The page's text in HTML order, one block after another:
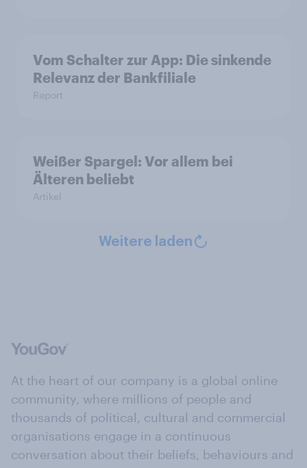
Vom Schalter zur App: Die sinkende
Relevanz der Bankfiliale
Report
Weißer Spargel: Vor allem bei
Älteren beliebt
Artikel
Weitere laden
At the heart of our company is a global online
community, where millions of people and
thousands of political, cultural and commercial
organisations engage in a continuous
conversation about their beliefs, behaviours and